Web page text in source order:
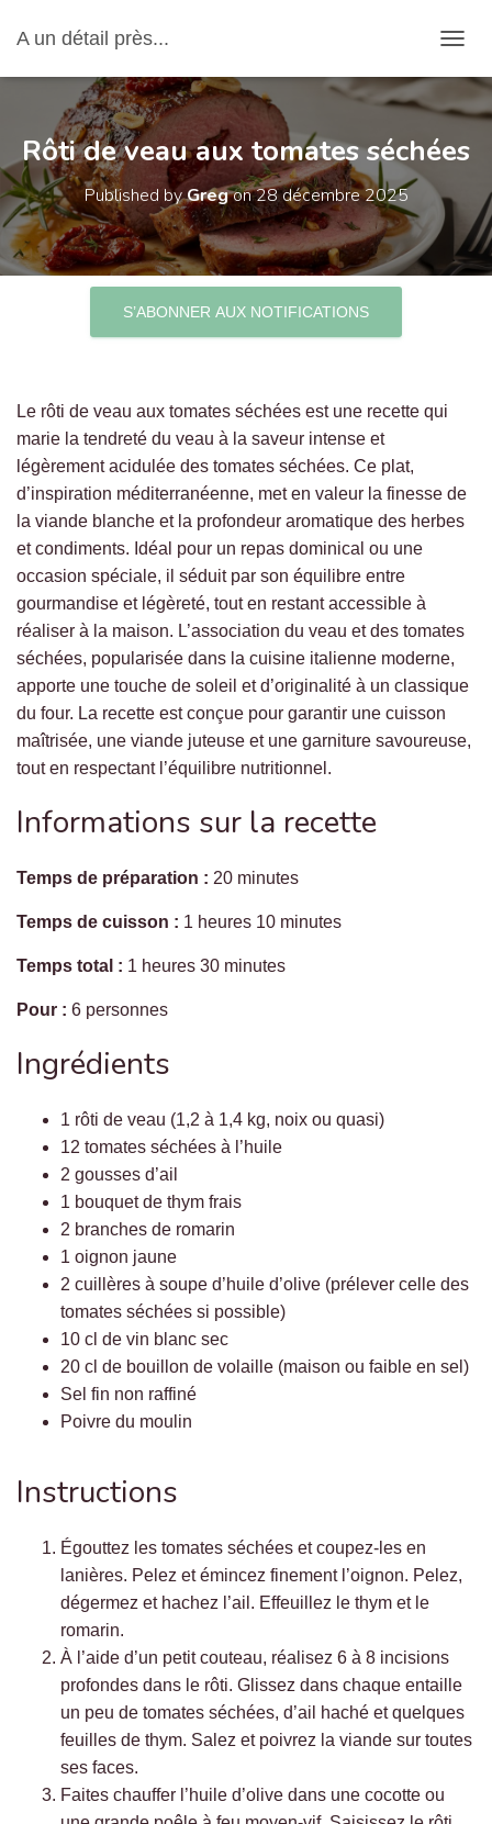
A un détail près...
Rôti de veau aux tomates séchées
Published byGregon28 décembre 2025
S’ABONNER AUX NOTIFICATIONS
Le rôti de veau aux tomates séchées est une recette qui
marie la tendreté du veau à la saveur intense et
légèrement acidulée des tomates séchées. Ce plat,
d’inspiration méditerranéenne, met en valeur la finesse de
la viande blanche et la profondeur aromatique des herbes
et condiments. Idéal pour un repas dominical ou une
occasion spéciale, il séduit par son équilibre entre
gourmandise et légèreté, tout en restant accessible à
réaliser à la maison. L’association du veau et des tomates
séchées, popularisée dans la cuisine italienne moderne,
apporte une touche de soleil et d’originalité à un classique
du four. La recette est conçue pour garantir une cuisson
maîtrisée, une viande juteuse et une garniture savoureuse,
tout en respectant l’équilibre nutritionnel.
Informations sur la recette
Temps de préparation : 20 minutes
Temps de cuisson : 1 heures 10 minutes
Temps total : 1 heures 30 minutes
Pour : 6 personnes
Ingrédients
1 rôti de veau (1,2 à 1,4 kg, noix ou quasi)
12 tomates séchées à l’huile
2 gousses d’ail
1 bouquet de thym frais
2 branches de romarin
1 oignon jaune
2 cuillères à soupe d’huile d’olive (prélever celle des
tomates séchées si possible)
10 cl de vin blanc sec
20 cl de bouillon de volaille (maison ou faible en sel)
Sel fin non raffiné
Poivre du moulin
Instructions
Égouttez les tomates séchées et coupez-les en
lanières. Pelez et émincez finement l’oignon. Pelez,
dégermez et hachez l’ail. Effeuillez le thym et le
romarin.
À l’aide d’un petit couteau, réalisez 6 à 8 incisions
profondes dans le rôti. Glissez dans chaque entaille
un peu de tomates séchées, d’ail haché et quelques
feuilles de thym. Salez et poivrez la viande sur toutes
ses faces.
Faites chauffer l’huile d’olive dans une cocotte ou